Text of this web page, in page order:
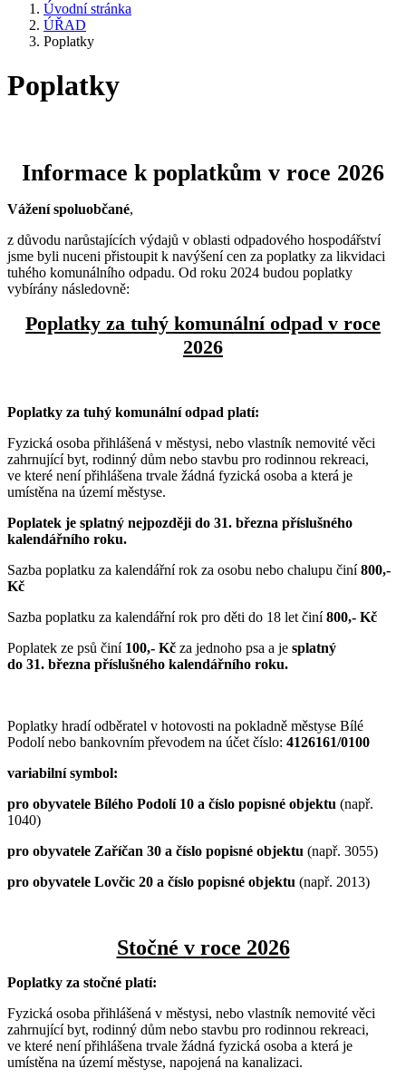
Úvodní stránka
ÚŘAD
Poplatky
Poplatky
Informace k poplatkům v roce 2026
Vážení spoluobčané,
z důvodu narůstajících výdajů v oblasti odpadového hospodářství
jsme byli nuceni přistoupit k navýšení cen za poplatky za likvidaci
tuhého komunálního odpadu. Od roku 2024 budou poplatky
vybírány následovně:
Poplatky za tuhý komunální odpad v roce
2026
Poplatky za tuhý komunální odpad platí:
Fyzická osoba přihlášená v městysi, nebo vlastník nemovité věci
zahrnující byt, rodinný dům nebo stavbu pro rodinnou rekreaci,
ve které není přihlášena trvale žádná fyzická osoba a která je
umístěna na území městyse.
Poplatek je splatný nejpozději do 31. března příslušného
kalendářního roku.
Sazba poplatku za kalendářní rok za osobu nebo chalupu činí800,-
Kč
Sazba poplatku za kalendářní rok pro děti do 18 let činí800,- Kč
Poplatek ze psů činí 100,- Kč za jednoho psa a je splatný
do 31. března příslušného kalendářního roku.
Poplatky hradí odběratel v hotovosti na pokladně městyse Bílé
Podolí nebo bankovním převodem na účet číslo: 4126161/0100
variabilní symbol:
pro obyvatele Bílého Podolí 10 a číslo popisné objektu (např.
1040)
pro obyvatele Zaříčan 30 a číslo popisné objektu (např. 3055)
pro obyvatele Lovčic 20 a číslo popisné objektu (např. 2013)
Stočné v roce 2026
Poplatky za stočné platí:
Fyzická osoba přihlášená v městysi, nebo vlastník nemovité věci
zahrnující byt, rodinný dům nebo stavbu pro rodinnou rekreaci,
ve které není přihlášena trvale žádná fyzická osoba a která je
umístěna na území městyse, napojená na kanalizaci.